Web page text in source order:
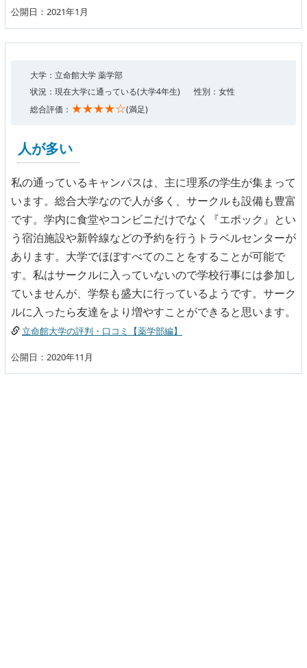
公開日：2021年1月
大学：立命館大学 薬学部
状況：現在大学に通っている(大学4年生)
性別：女性
総合評価： ★★★★☆(満足)
人が多い
私の通っているキャンパスは、主に理系の学生が集まって
います。総合大学なので人が多く、サークルも設備も豊富
です。学内に食堂やコンビニだけでなく『エポック』とい
う宿泊施設や新幹線などの予約を行うトラベルセンターが
あります。大学でほぼすべてのことをすることが可能で
す。私はサークルに入っていないので学校行事には参加し
ていませんが、学祭も盛大に行っているようです。サーク
ルに入ったら友達をより増やすことができると思います。
立命館大学の評判・口コミ【薬学部編】
公開日：2020年11月